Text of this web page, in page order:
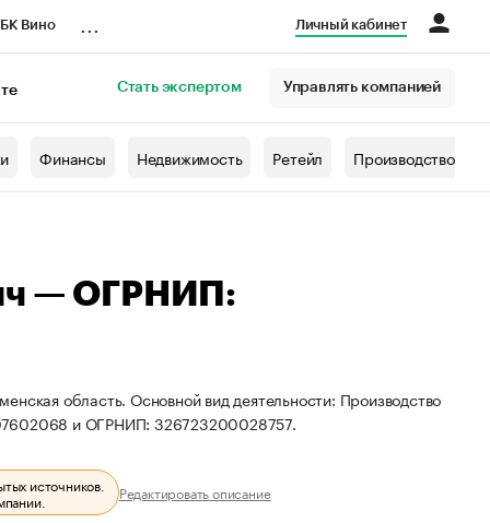
Вино Личный кабинет
Стать экспертом Управлять компанией
Финансы Недвижимость Ретейл Производство
— ОГРНИП:
область. Основной вид деятельности: Производство
и ОГРНИП: 326723200028757.
источников.
Редактировать описание